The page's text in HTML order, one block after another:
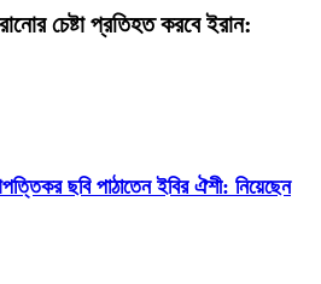
চেষ্টা প্রতিহত করবে ইরান:
ছবি পাঠাতেন ইবির ঐশী: নিয়েছেন